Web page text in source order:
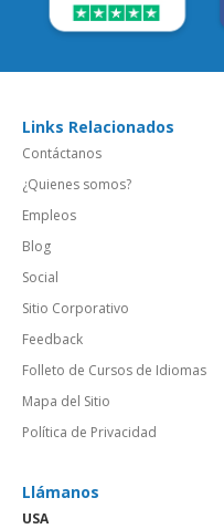
Links Relacionados
Contáctanos
¿Quienes somos?
Empleos
Blog
Social
Sitio Corporativo
Feedback
Folleto de Cursos de Idiomas
Mapa del Sitio
Política de Privacidad
Llámanos
USA